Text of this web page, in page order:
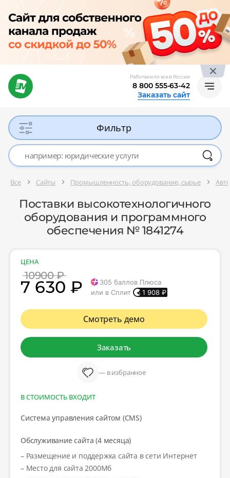
Работаем по всей России
8 800 555-63-42
Заказать сайт
Фильтр
Все Сайты Промышленность, оборудование, сырье
Поставки высокотехнологичного
оборудования и программного
обеспечения № 1841274
ЦЕНА
10900 ₽
7 630 ₽ 305 баллов Плюса
или в Сплит
1 908 ₽
Смотреть демо
Заказать
— в избранное
В СТОИМОСТЬ ВХОДИТ
Система управления сайтом (CMS)
Обслуживание сайта (4 месяца)
– Размещение и поддержка сайта в сети Интернет
– Место для сайта 2000Мб